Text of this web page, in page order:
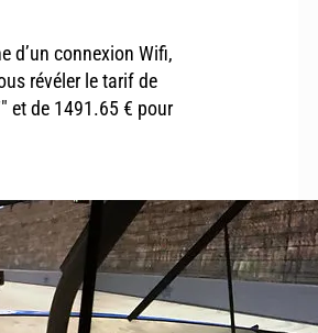
d’un connexion Wifi,
révéler le tarif de
et de 1491.65 € pour